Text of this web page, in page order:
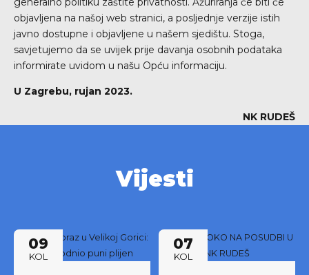
objavljena na našoj web stranici, a posljednje verzije istih
javno dostupne i objavljene u našem sjedištu. Stoga,
savjetujemo da se uvijek prije davanja osobnih podataka
informirate uvidom u našu Opću informaciju.
U Zagrebu, rujan 2023.
NK RUDEŠ
Vijesti
09
KOL
07
KOL